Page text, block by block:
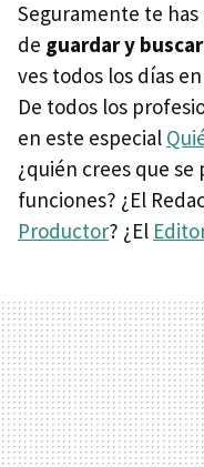
Seguramente te
de guardar y
ves todos los días
De todos los
en este especial
¿quién crees que
funciones? ¿El
Productor? ¿El